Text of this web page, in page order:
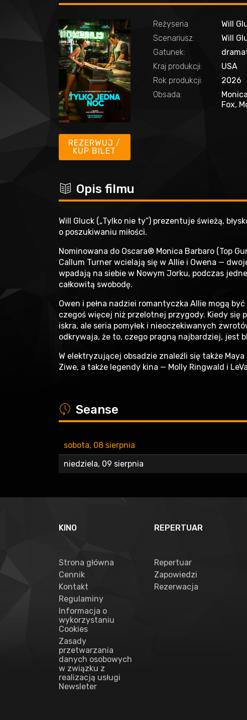
REZERWUJ /
KUP BILET
Reżyseria
Will
Scenariusz:
Will
Gatunek:
Kraj produkcji:
USA
Rok produkcji:
2026
Obsada:
Fox,
c Opis filmu
Will Gluck („Tylko nie ty”) prezentuje świeżą,
o poszukiwaniu miłości.
Nominowana do Oscara® Monica Barbaro (Top
Callum Turner wcielają się w Allie i Owena —
wpadają na siebie w Nowym Jorku, podczas
całkowitą swobodę.
Owen i pełna nadziei romantyczka Allie mogą
czegoś więcej niż przelotnej przygody. Kiedy
iskra, ale seria pomyłek i nieoczekiwanych
odkrywaja, że to, czego pragną najbardziej, jest
W elektryzującej obsadzie znaleźli się także
Ziwe, a także legendy kina — Molly Ringwald i
a Seanse
sobota, 08 sierpnia
niedziela, 09 sierpnia
KINO
Strona główna
Cennik
Kontakt
Regulaminy
Informacja o
wykorzystaniu
Cookies
Zasady
przetwarzania
danych osobowych
w związku z
realizacją usługi
Newsleter
REPERTUAR
Repertuar
Zapowiedzi
Rezerwacja